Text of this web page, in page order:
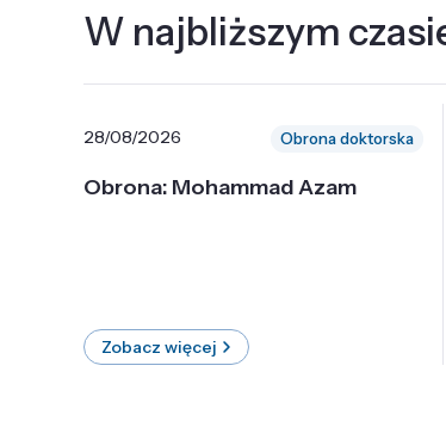
W najbliższym
28/08/2026 Obrona doktorska
Obrona: Mohammad Azam
Zobacz więcej